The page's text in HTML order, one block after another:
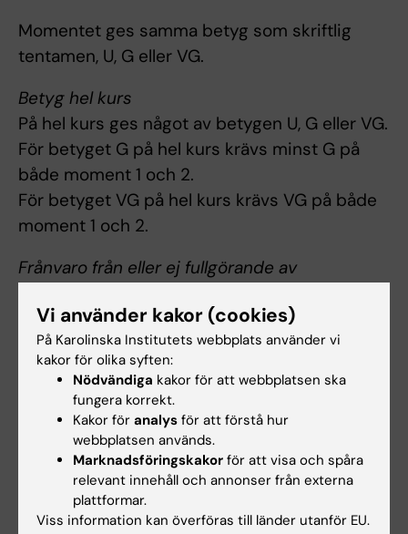
Momentet ges samma betyg som skriftlig
tentamen, U, G eller VG.
Betyg hel kurs
På hel kurs ges något av betygen U, G eller VG.
För betyget G på hel kurs krävs minst G på
både moment 1 och 2.
För betyget VG på hel kurs krävs VG på både
moment 1 och 2.
Frånvaro från eller ej fullgörande av
Examinator bedömer om och i så fall hur
frånvaro från eller ej fullgörande av
obligatoriska utbildningsinslag kan tas igen.
Innan studenten deltagit i eller fullgjort de
obligatoriska utbildningsinslagen, eller tagit
igen frånvaro/ brister i enlighet med
examinators anvisningar kan inte
studieresultaten slutrapporteras. Frånvaro
från eller ej fullgörande av ett obligatoriskt
Vi använder kakor (cookies)
På Karolinska Institutets webbplats använder vi
kakor för olika syften:
Nödvändiga kakor för att webbplatsen ska
fungera korrekt.
Kakor för analys för att förstå hur
webbplatsen används.
Marknadsföringskakor för att visa och spåra
relevant innehåll och annonser från externa
plattformar.
Viss information kan överföras till länder utanför EU.